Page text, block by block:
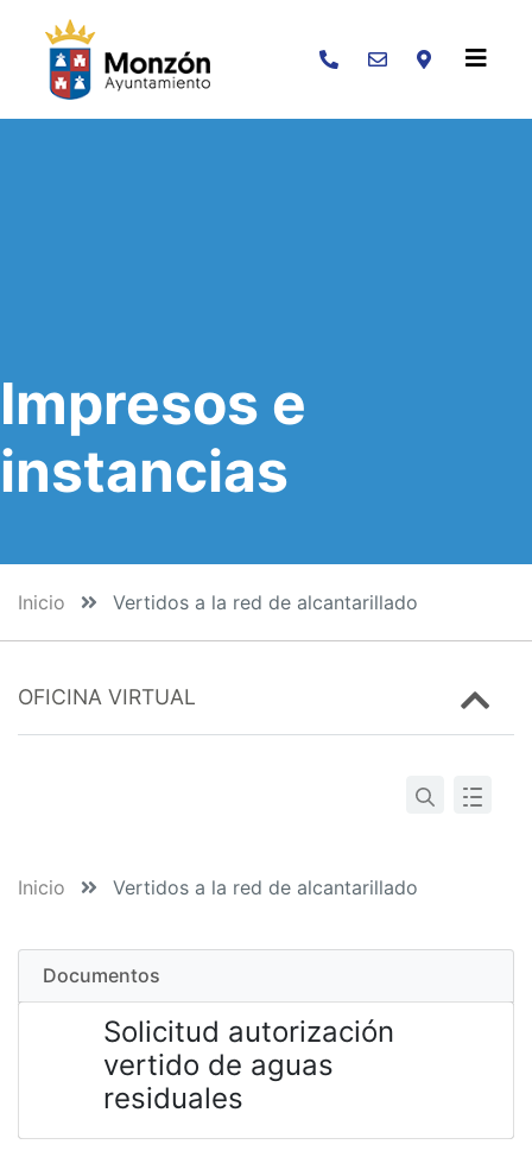
Buscar
Impresos e
instancias
Inicio Vertidos a la red de alcantarillado
OFICINA VIRTUAL
Inicio Vertidos a la red de alcantarillado
Documentos
Solicitud autorización
vertido de aguas
residuales